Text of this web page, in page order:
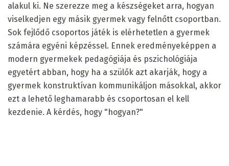
alakul ki. Ne szerezze meg a készségeket arra, hogyan
viselkedjen egy másik gyermek vagy felnőtt csoportban.
Sok fejlődő csoportos játék is elérhetetlen a gyermek
számára egyéni képzéssel. Ennek eredményeképpen a
modern gyermekek pedagógiája és pszichológiája
egyetért abban, hogy ha a szülők azt akarják, hogy a
gyermek konstruktívan kommunikáljon másokkal, akkor
ezt a lehető leghamarabb és csoportosan el kell
kezdenie. A kérdés, hogy "hogyan?"